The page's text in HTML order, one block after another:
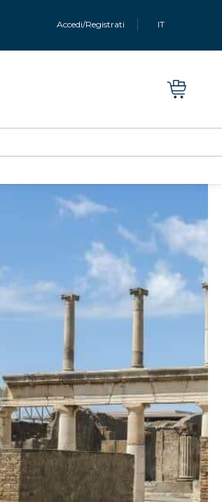
Accedi/Registrati IT